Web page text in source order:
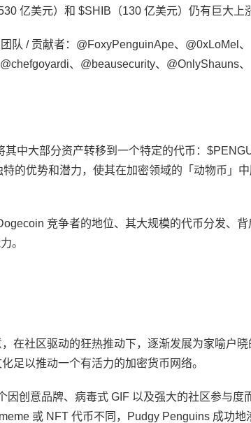
亿美元）和 $SHIB（130 亿美元）仍有巨大上
队 / 贡献者：@FoxyPenguinApe、@0xLoMel
、@beausecurity、@OnlyShauns
中大部分资产转移到一个特定的代币：
的优势和潜力，使其在加密领域的「动物币」
竞争者的地位、其大规模的代币分发、背
。
在社区驱动的狂热推动下，逐渐发展为家喻户晓
足以推动一个有活力的加密货币网络。
创意品牌、病毒式 GIF 以及强大的社区参与度
或 NFT 代币不同，Pudgy Penguins 成功地